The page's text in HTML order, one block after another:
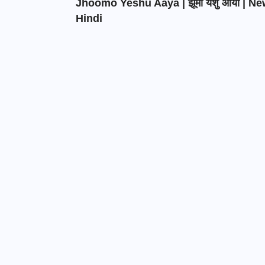
Jhoomo Yeshu Aaya | झूमो येशु आया |
Hindi